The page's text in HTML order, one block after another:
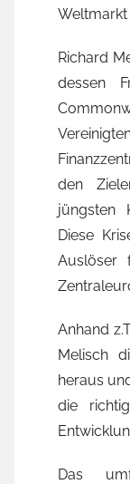
Weltmarkt
Richard
dessen
den
jüngsten
Diese
Auslöser
Anhand
Melisch
heraus
die
Das